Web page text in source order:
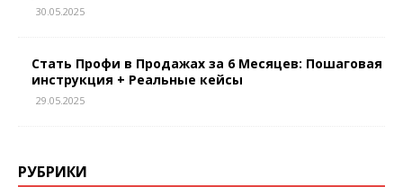
30.05.2025
Стать Профи в Продажах за 6 Месяцев: Пошаговая
инструкция + Реальные кейсы
29.05.2025
РУБРИКИ